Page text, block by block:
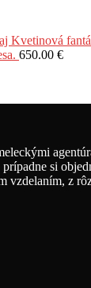
Kvetinová
650.00 €
si
z